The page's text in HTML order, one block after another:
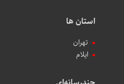
استان ها
تهران
ایلام